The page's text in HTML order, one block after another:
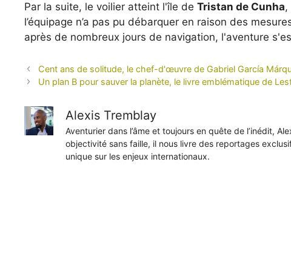
Par la suite, le voilier atteint l'île de Tristan de Cunha,
l’équipage n’a pas pu débarquer en raison des
après de nombreux jours de navigation, l'aventure
Cent ans de solitude, le chef-d'œuvre de Gabriel García
Un plan B pour sauver la planète, le livre emblématique de
Alexis Tremblay
Aventurier dans l’âme et toujours en quête de l’inédit,
objectivité sans faille, il nous livre des reportages
unique sur les enjeux internationaux.